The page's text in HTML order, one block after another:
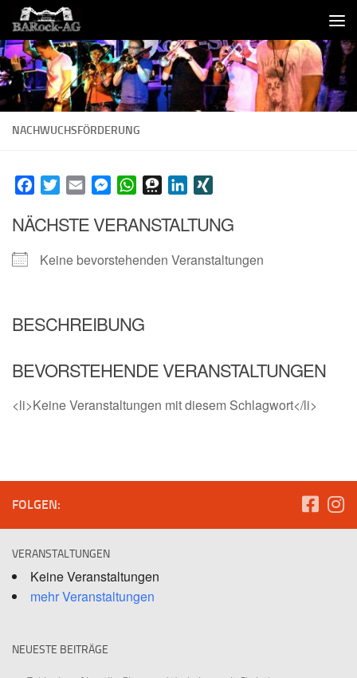
Skip to content
NACHWUCHSFÖRDERUNG
FacebookTwitterEmail MessengerWhatsAppThreemaLinkedIn
NÄCHSTE VERANSTALTUNG
Keine bevorstehenden Veranstaltungen
BESCHREIBUNG
BEVORSTEHENDE VERANSTALTUNGEN
<li>Keine Veranstaltungen mit diesem Schlagwort</li>
FOLGEN:
VERANSTALTUNGEN
Keine Veranstaltungen
mehr Veranstaltungen
NEUESTE BEITRÄGE